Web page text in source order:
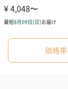
価格